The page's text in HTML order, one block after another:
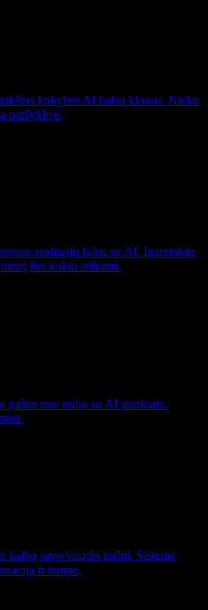
kokybės AI balso klonus. Nieko
naršyklėje.
realiuoju laiku su AI. Įgarsinkite
bet kokiu stiliumi.
įrašus nuo nulio su AI įrankiais.
kalbą savo vaizdo įrašui. Sistema
ir tempą.